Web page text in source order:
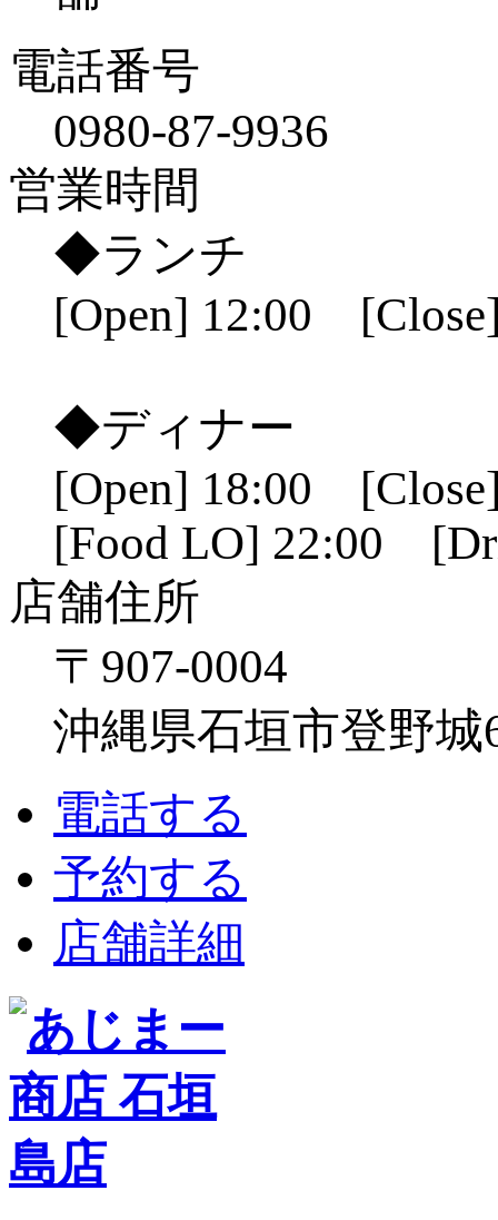
電話番号
0980-87-9936
営業時間
◆ランチ
[Open] 12:00
◆ディナー
[Open] 18:00
[Food LO] 22:00
店舗住所
〒907-0004
沖縄県石垣市登野城
電話する
予約する
店舗詳細